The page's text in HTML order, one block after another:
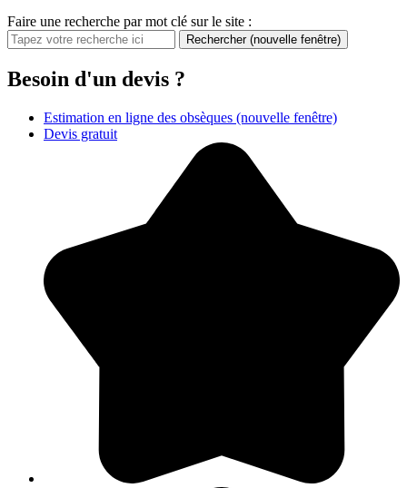
Faire une recherche par mot clé sur le site :
Rechercher (nouvelle fenêtre)
Besoin d'un devis ?
Estimation en ligne des obsèques (nouvelle fenêtre)
Devis gratuit